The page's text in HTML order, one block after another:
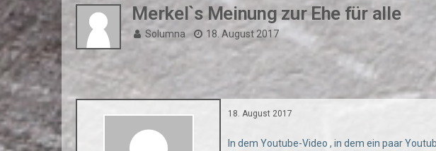
Merkel`s Meinung zur Ehe für alle
Solumna 18. August 2017
18. August 2017
In dem Youtube-Video , in dem ein paar